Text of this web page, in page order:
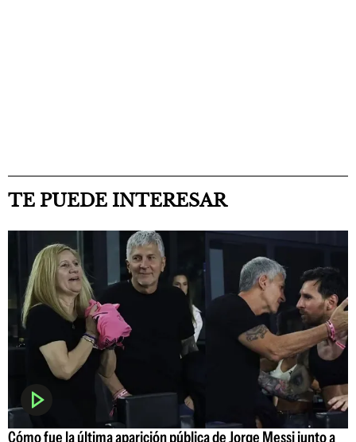
TE PUEDE INTERESAR
Cómo fue la última aparición pública de Jorge Messi junto a